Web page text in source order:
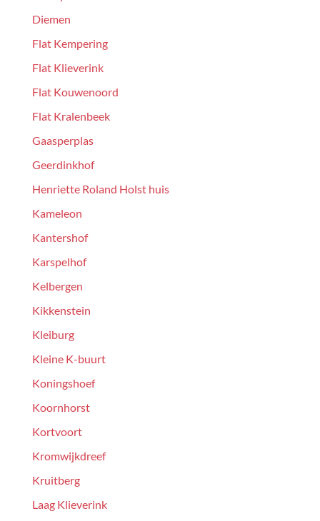
Diemen
Flat Kempering
Flat Klieverink
Flat Kouwenoord
Flat Kralenbeek
Gaasperplas
Geerdinkhof
Henriette Roland Holst huis
Kameleon
Kantershof
Karspelhof
Kelbergen
Kikkenstein
Kleiburg
Kleine K-buurt
Koningshoef
Koornhorst
Kortvoort
Kromwijkdreef
Kruitberg
Laag Klieverink